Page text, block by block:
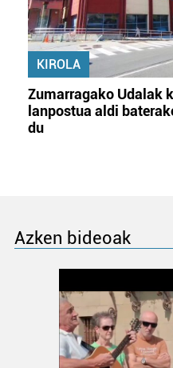
KIROLA
Zumarragako Udalak
lanpostua aldi
du
Azken bideoak